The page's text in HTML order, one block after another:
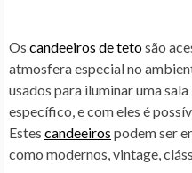
Os candeeiros de tetosão
atmosfera especial no
usados para iluminar uma
específico, e com eles é
Estes candeeiros podem ser
como modernos, vintage,